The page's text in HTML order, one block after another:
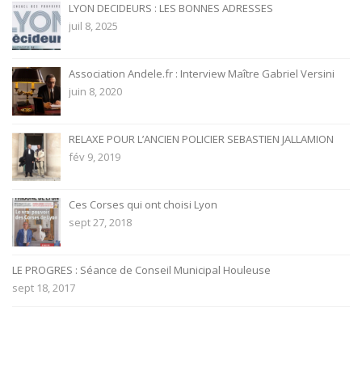
LYON DECIDEURS : LES BONNES ADRESSES
juil 8, 2025
Association Andele.fr : Interview Maître Gabriel Versini
juin 8, 2020
RELAXE POUR L’ANCIEN POLICIER SEBASTIEN JALLAMION
fév 9, 2019
Ces Corses qui ont choisi Lyon
sept 27, 2018
LE PROGRES : Séance de Conseil Municipal Houleuse
sept 18, 2017